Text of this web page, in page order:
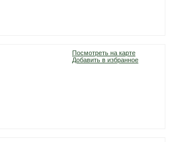
Посмотреть на карте
Добавить в избранное